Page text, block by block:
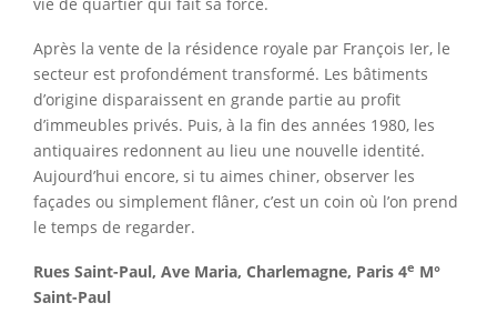
Après la vente de la résidence royale par François Ier, le
secteur est profondément transformé. Les bâtiments
d’origine disparaissent en grande partie au profit
d’immeubles privés. Puis, à la fin des années 1980, les
antiquaires redonnent au lieu une nouvelle identité.
Aujourd’hui encore, si tu aimes chiner, observer les
façades ou simplement flâner, c’est un coin où l’on prend
le temps de regarder.
Rues Saint-Paul, Ave Maria, Charlemagne, Paris 4e M°
Saint-Paul